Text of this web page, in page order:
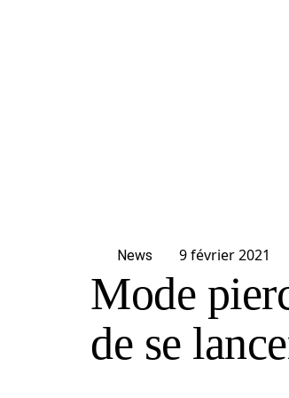
News 9 février 2021
Mode
de se